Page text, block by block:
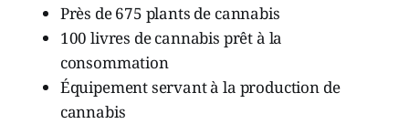
Près de 675 plants de cannabis
100 livres de cannabis prêt à la
consommation
Équipement servant à la production de
cannabis